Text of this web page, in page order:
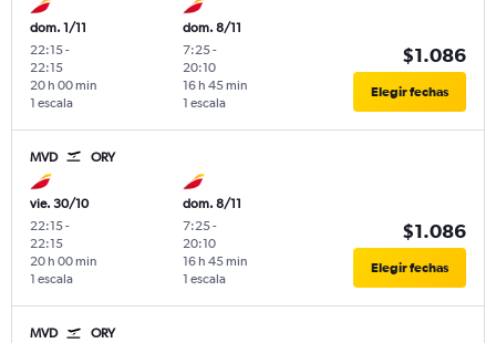
dom. 1/11
22:15-
22:15
1 escala
20 h 00 min
dom. 8/11
7:25-
20:10
1 escala
16 h 45 min
$1.086
Elegir fechas
MVD ORY
vie. 30/10
22:15-
22:15
1 escala
20 h 00 min
dom. 8/11
7:25-
20:10
1 escala
16 h 45 min
$1.086
Elegir fechas
MVD ORY